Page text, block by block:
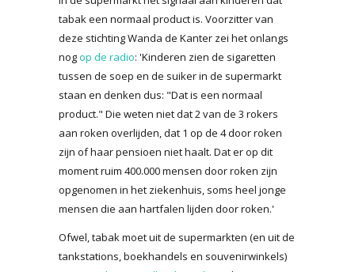
tabak een normaal product is. Voorzitter van
deze stichting Wanda de Kanter zei het onlangs
nogop de radio: 'Kinderen zien de sigaretten
tussen de soep en de suiker in de supermarkt
staan en denken dus: "Dat is een normaal
product." Die weten niet dat 2 van de 3 rokers
aan roken overlijden, dat 1 op de 4 door roken
zijn of haar pensioen niet haalt. Dat er op dit
moment ruim 400.000 mensen door roken zijn
opgenomen in het ziekenhuis, soms heel jonge
mensen die aan hartfalen lijden door roken.'
Ofwel, tabak moet uit de supermarkten (en uit de
tankstations, boekhandels en souvenirwinkels)